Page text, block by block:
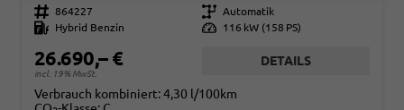
Fahrzeugnr. 864227 Getriebe Automatik
Kraftstoff
Hybrid Benzin Leistung 116 kW (158 PS)
26.690,– €
incl. 19% MwSt.
DETAILS
Verbrauch kombiniert:4,30 l/100km